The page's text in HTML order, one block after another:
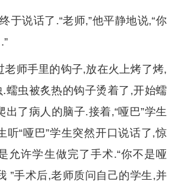
于说话了.“老师,”他平静地说,“你
老师手里的钩子,放在火上烤了烤,
蠕虫被炙热的钩子烫着了,开始蠕
出了病人的脑子.接着,“哑巴”学生
听“哑巴”学生突然开口说话了,惊
允许学生做完了手术.“你不是哑
”手术后,老师质问自己的学生,并